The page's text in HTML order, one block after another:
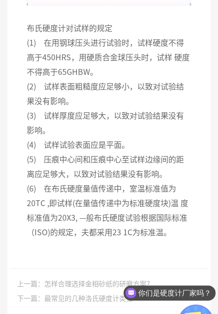
布氏硬度计对试样的规定
(1) 在用钢球压头进行试验时，试样硬度不得
高于450HRS，用硬质合金球压头时，试样 硬度
不得高于65GHBW。
(2) 试样表面粗糙度应足够小，以致对试验结
果没有影响。
(3) 试样厚度应足够大，以致对试验结果没有
影响。
(4) 试样试验表面应是平面。
(5) 压痕中心间和压痕中心至试样边缘间的距
离应足够大，以致对试验结果没有影响。
(6) 在布氏硬度量值传递中，室温标准值为
20TC ,即试样(在量值传递中为标准硬度块)温 度
标准值为20X3, —般布氏硬度试验根据国际标准
（ISO)的规定，夫都采用23 1C为标准温。
上一篇：怎样合理选择金相砂纸的研磨方案？
下一篇：最常见的几种洛氏硬度计类型
你们是硬度计厂家吗？